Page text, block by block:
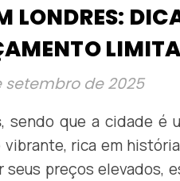
setembro de 2025
, sendo que a cidade é
rica em
preços elevados,